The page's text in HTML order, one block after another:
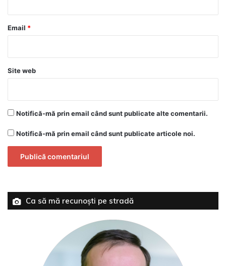
*
Email *
Site web
Notifică-mă prin email când sunt publicate alte comentarii.
Notifică-mă prin email când sunt publicate articole noi.
Ca să mă recunoști pe stradă